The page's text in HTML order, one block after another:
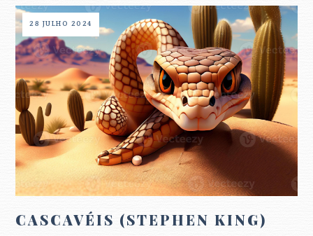
28 JULHO 2024
CASCAVÉIS (STEPHEN KING)